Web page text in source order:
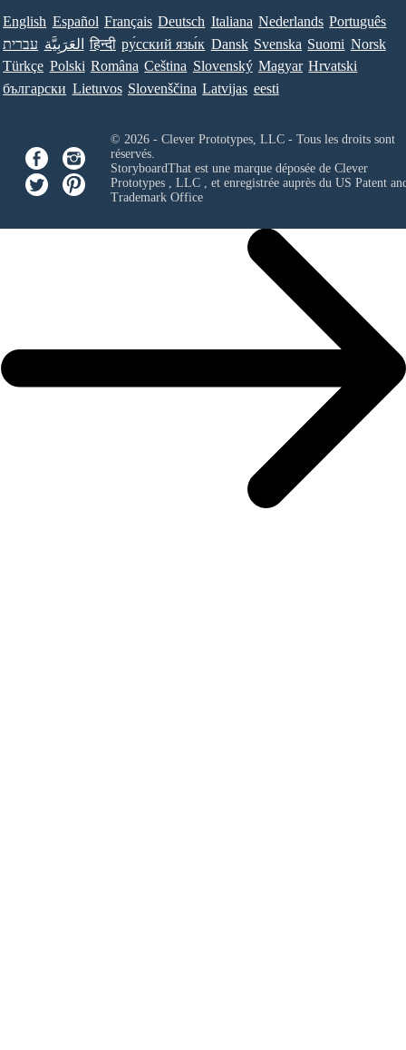
English Español Français Deutsch Italiana Nederlands Português
עברית العَرَبِيَّة हिन्दी ру́сский язы́к Dansk Svenska Suomi Norsk
Türkçe Polski Româna Ceština Slovenský Magyar Hrvatski
български Lietuvos Slovenščina Latvijas eesti
© 2026 - Clever Prototypes, LLC - Tous les droits sont
réservés.
StoryboardThat est une marque déposée de Clever
Prototypes , LLC, et enregistrée auprès du US Patent
Trademark Office